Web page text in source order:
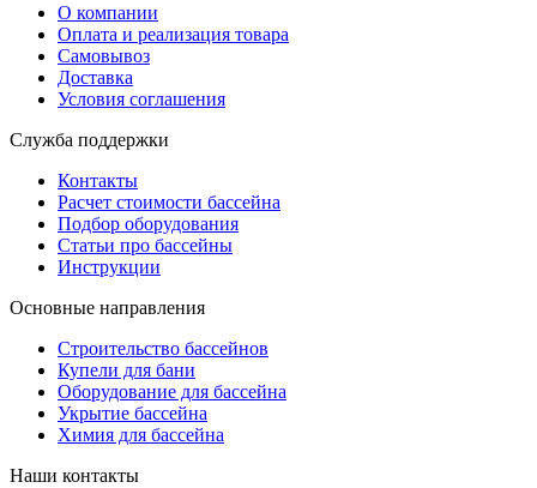
О компании
Оплата и реализация товара
Самовывоз
Доставка
Условия соглашения
Служба поддержки
Контакты
Расчет стоимости бассейна
Подбор оборудования
Статьи про бассейны
Инструкции
Основные направления
Строительство бассейнов
Купели для бани
Оборудование для бассейна
Укрытие бассейна
Химия для бассейна
Наши контакты